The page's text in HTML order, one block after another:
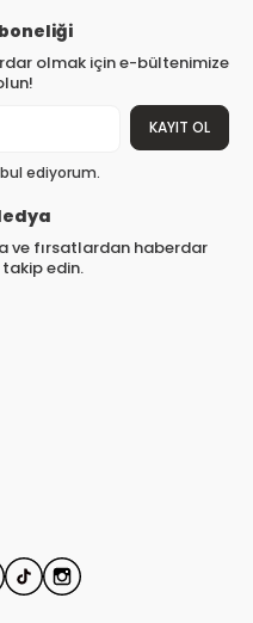
olmak için e-bültenimize
KAYIT OL
ediyorum.
ve fırsatlardan haberdar
edin.